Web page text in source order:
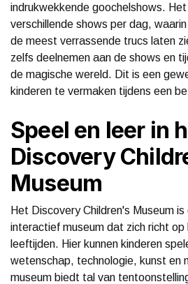
indrukwekkende goochelshows.
verschillende shows per dag,
de meest verrassende trucs laten
zelfs deelnemen aan de shows en
de magische wereld. Dit is een
kinderen te vermaken tijdens een
Speel en leer in
Discovery
Museum
Het Discovery Children's Museum
interactief museum dat zich richt op
leeftijden. Hier kunnen kinderen
wetenschap, technologie, kunst en
museum biedt tal van